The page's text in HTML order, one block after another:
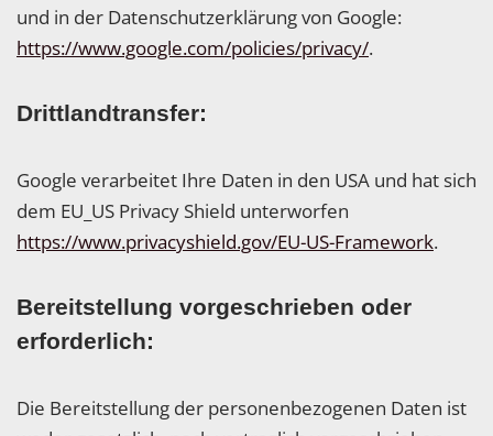
und in der Datenschutzerklärung von Google:
https://www.google.com/policies/privacy/.
Drittlandtransfer:
Google verarbeitet Ihre Daten in den USA und hat sich
dem EU_US Privacy Shield unterworfen
https://www.privacyshield.gov/EU-US-Framework.
Bereitstellung vorgeschrieben oder
erforderlich:
Die Bereitstellung der personenbezogenen Daten ist